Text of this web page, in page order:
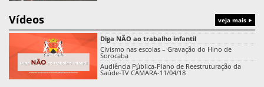
Vídeos veja mais
Diga NÃO ao trabalho infantil
Civismo nas escolas – Gravação do Hino de
Sorocaba
Audiência Pública-Plano de Reestruturação da
Saúde-TV CÂMARA-11/04/18